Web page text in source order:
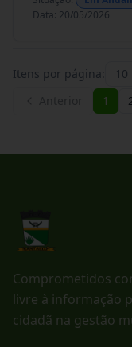
Data: 20/05/2026
Itens por página: 10
1
Comprometidos
livre à informação
cidadã na gestão